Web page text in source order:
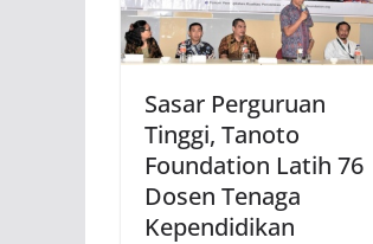
Sasar Perguruan
Tinggi, Tanoto
Foundation Latih 76
Dosen Tenaga
Kependidikan